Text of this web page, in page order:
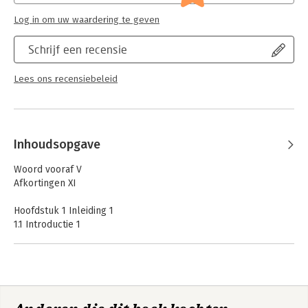
Serie:
Serie Onderneming en Recht
Schrijf een recensie
Lees ons recensiebeleid
Log in om uw waardering te geven
Inhoudsopgave
Woord vooraf V
Afkortingen XI
Hoofdstuk 1 Inleiding 1
1.1 Introductie 1